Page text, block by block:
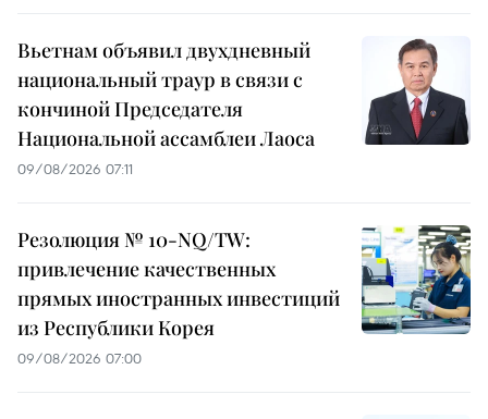
Вьетнам объявил двухдневный
национальный траур в связи с
кончиной Председателя
Национальной ассамблеи Лаоса
09/08/2026 07:11
Резолюция № 10-NQ/TW:
привлечение качественных
прямых иностранных инвестиций
из Республики Корея
09/08/2026 07:00